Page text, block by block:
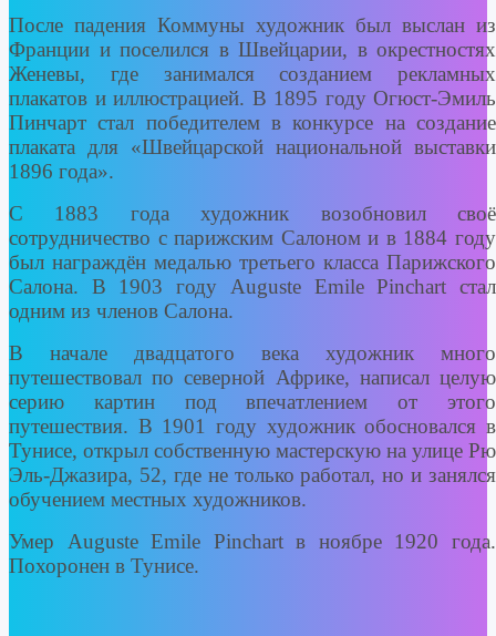
После падения Коммуны художник был выслан из
Франции и поселился в Швейцарии, в окрестностях
Женевы, где занимался созданием рекламных
плакатов и иллюстрацией. В 1895 году Огюст-Эмиль
Пинчарт стал победителем в конкурсе на создание
плаката для «Швейцарской национальной выставки
1896 года».
С 1883 года художник возобновил своё
сотрудничество с парижским Салоном и в 1884 году
был награждён медалью третьего класса Парижского
Салона. В 1903 году Auguste Emile Pinchart стал
одним из членов Салона.
В начале двадцатого века художник много
путешествовал по северной Африке, написал целую
серию картин под впечатлением от этого
путешествия. В 1901 году художник обосновался в
Тунисе, открыл собственную мастерскую на улице Рю
Эль-Джазира, 52, где не только работал, но и занялся
обучением местных художников.
Умер Auguste Emile Pinchart в ноябре 1920 года.
Похоронен в Тунисе.